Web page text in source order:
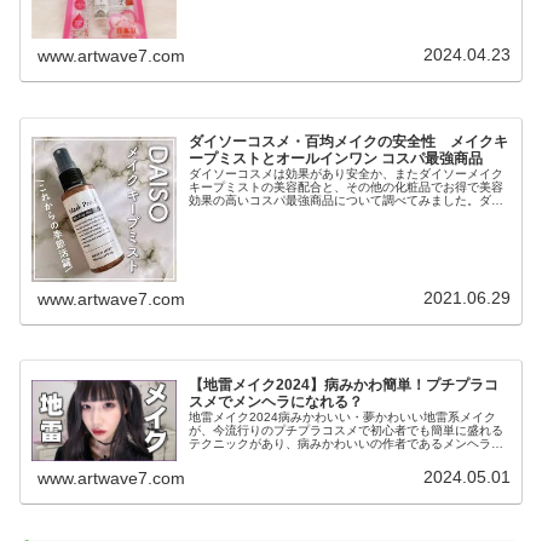
www.artwave7.com 2024.04.23
ダイソーコスメ・百均メイクの安全性 メイクキ
ープミストとオールインワン コスパ最強商品
ダイソーコスメは効果があり安全か、またダイソーメイク
キープミストの美容配合と、その他の化粧品でお得で美容
効果の高いコスパ最強商品について調べてみました。ダイ
www.artwave7.com 2021.06.29
【地雷メイク2024】病みかわ簡単！プチプラコ
スメでメンヘラになれる？
地雷メイク2024病みかわいい・夢かわいい地雷系メイク
が、今流行りのプチプラコスメで初心者でも簡単に盛れる
テクニックがあり、病みかわいいの作者であるメンヘラ男
www.artwave7.com 2024.05.01